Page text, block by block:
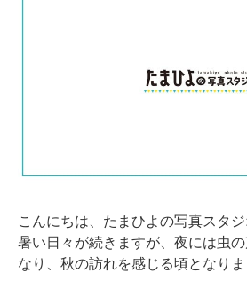
こんにちは、たまひよの写真スタ
暑い日々が続きますが、夜には虫
なり、秋の訪れを感じる頃となりま